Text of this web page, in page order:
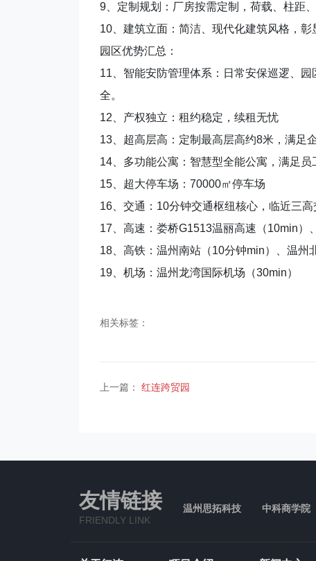
9、定制规划：厂房按需定制，荷载、柱距
10、建筑立面：简洁、现代化建筑风格，彰
园区优势汇总：
11、智能安防管理体系：日常安保巡逻、
全。
12、产权独立：租约稳定，续租无忧
13、超高层高：定制最高层高约8米，满足
14、多功能公寓：智慧型全能公寓，满足员
15、超大停车场：70000㎡停车场
16、交通：10分钟交通枢纽核心，临近三高
17、高速：娄桥G1513温丽高速（10min）
18、高铁：温州南站（10分钟min）、温州
19、机场：温州龙湾国际机场（30min）
相关标签：
上一篇： 红连跨贸园
友情链接
FRIENDLY LINK
温州思拓科技 中科商学院